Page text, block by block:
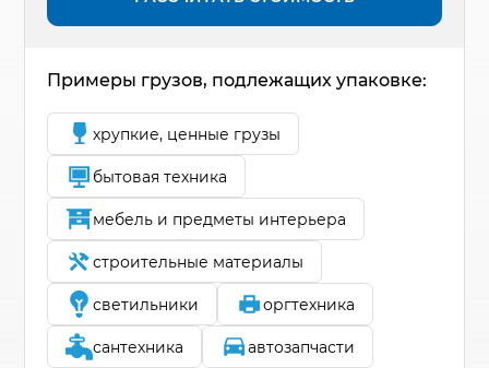
Примеры грузов, подлежащих упаковке:
хрупкие, ценные грузы
бытовая техника
мебель и предметы интерьера
строительные материалы
светильники оргтехника
сантехника автозапчасти